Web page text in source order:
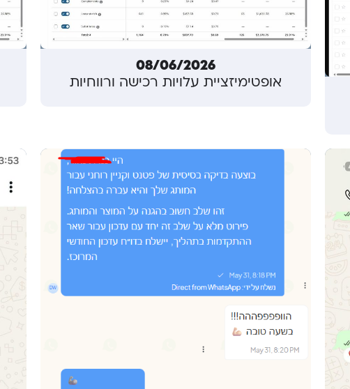
08/06/2026
אופטימיזציית עלויות רכישה ורווחיות